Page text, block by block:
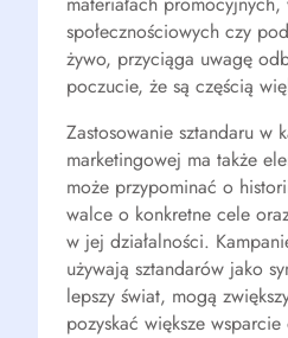
społecznościowych czy
żywo, przyciąga uwagę
poczucie, że są częścią
Zastosowanie sztandaru w
marketingowej ma także
może przypominać o
walce o konkretne cele
w jej działalności.
używają sztandarów jako
lepszy świat, mogą
pozyskać większe wsparcie